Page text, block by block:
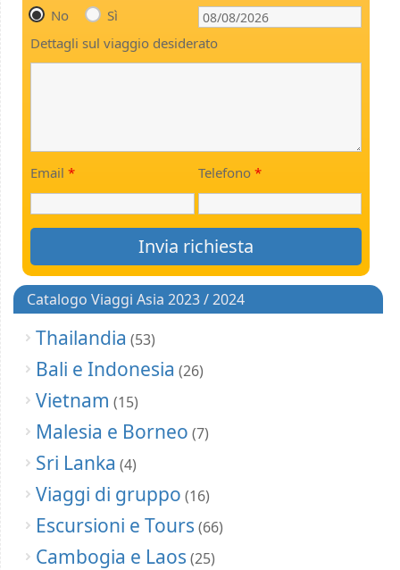
No Sì
Dettagli sul viaggio desiderato
Email * Telefono *
Catalogo Viaggi Asia 2023 / 2024
Thailandia (53)
Bali e Indonesia (26)
Vietnam (15)
Malesia e Borneo (7)
Sri Lanka (4)
Viaggi di gruppo (16)
Escursioni e Tours (66)
Cambogia e Laos (25)